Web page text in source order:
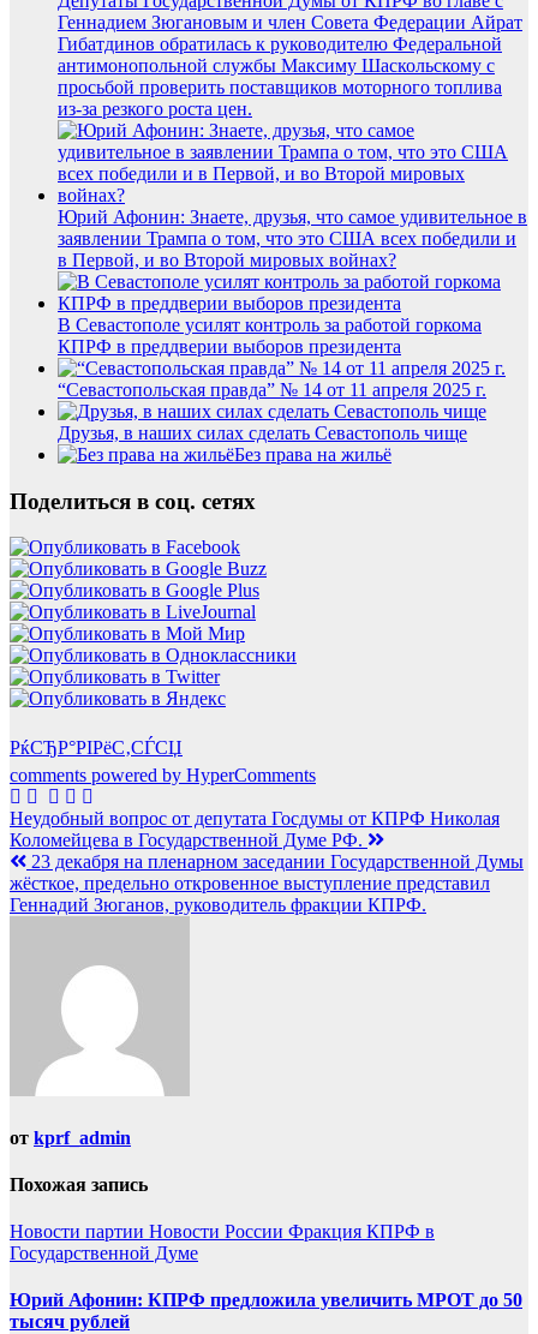
Геннадием Зюгановым и член Совета Федерации Айрат
Гибатдинов обратилась к руководителю Федеральной
антимонопольной службы Максиму Шаскольскому с
просьбой проверить поставщиков моторного топлива
из-за резкого роста цен.
Юрий Афонин: Знаете, друзья, что самое удивительное в
заявлении Трампа о том, что это США всех победили и
в Первой, и во Второй мировых войнах?
В Севастополе усилят контроль за работой горкома
КПРФ в преддверии выборов президента
“Севастопольская правда” № 14 от 11 апреля 2025 г.
Друзья, в наших силах сделать Севастополь чище
Без права на жильё
Поделиться в соц. сетях
РќСЂР°РІРёС‚СЃСЏ
comments powered by HyperComments
Навигация
по
записям
Неудобный вопрос от депутата Госдумы от КПРФ Николая
Коломейцева в Государственной Думе РФ.
23 декабря на пленарном заседании Государственной Думы
жёсткое, предельно откровенное выступление представил
Геннадий Зюганов, руководитель фракции КПРФ.
от kprf_admin
Похожая запись
Новости партии Новости России Фракция КПРФ в
Государственной Думе
Юрий Афонин: КПРФ предложила увеличить МРОТ до 50
тысяч рублей